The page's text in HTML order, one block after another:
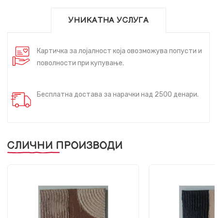
УНИКАТНА УСЛУГА
Картичка за лојалност која овозможува попусти и
поволности при купување.
Бесплатна достава за нарачки над 2500 денари.
СЛИЧНИ ПРОИЗВОДИ